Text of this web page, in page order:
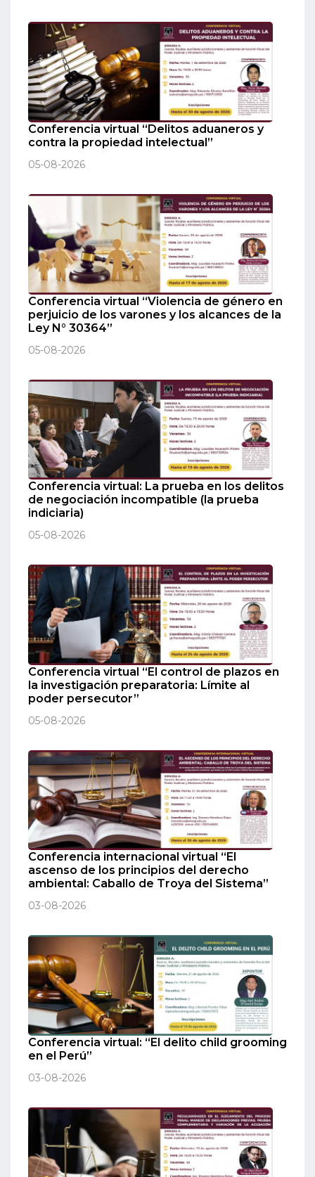
Conferencia virtual “Delitos aduaneros y
contra la propiedad intelectual”
05-08-2026
Conferencia virtual “Violencia de género en
perjuicio de los varones y los alcances de la
Ley N° 30364”
05-08-2026
Conferencia virtual: La prueba en los delitos
de negociación incompatible (la prueba
indiciaria)
05-08-2026
Conferencia virtual “El control de plazos en
la investigación preparatoria: Límite al
poder persecutor”
05-08-2026
Conferencia internacional virtual “El
ascenso de los principios del derecho
ambiental: Caballo de Troya del Sistema”
03-08-2026
Conferencia virtual: “El delito child grooming
en el Perú”
03-08-2026